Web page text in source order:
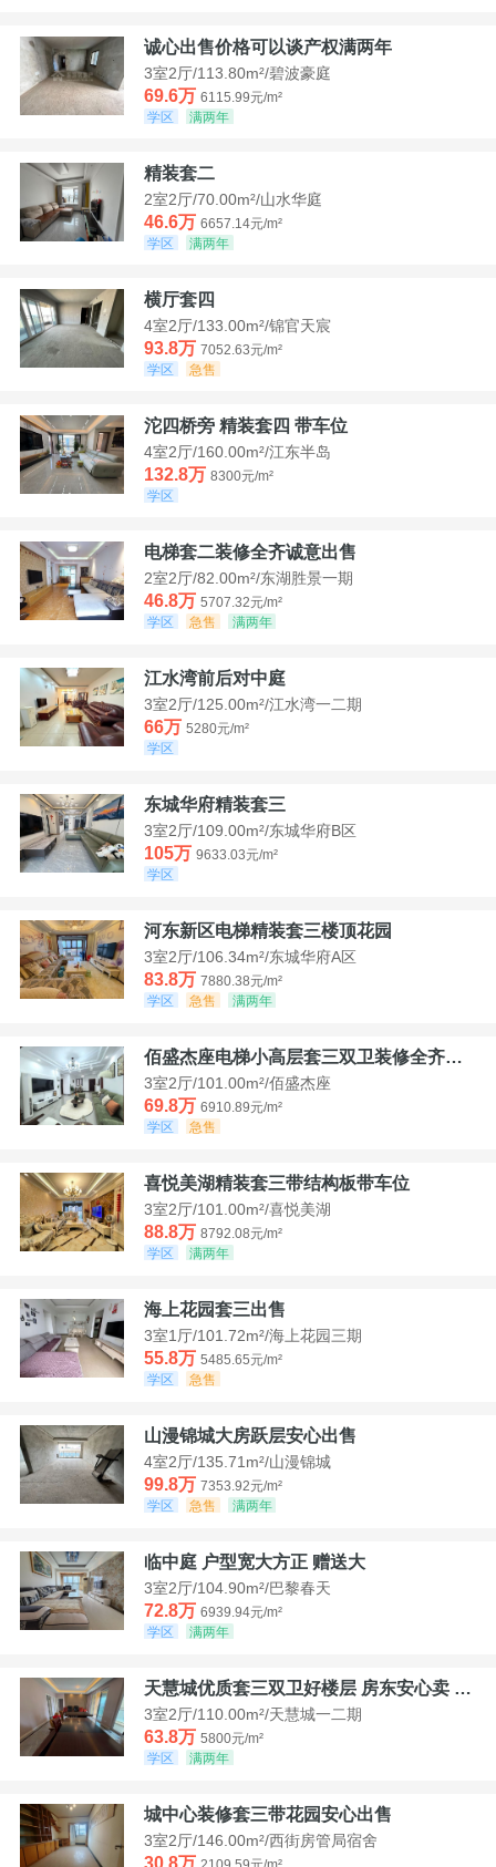
诚心出售价格可以谈产权满两年
3室2厅/113.80m²/碧波豪庭
69.6万 6115.99元/m²
学区
满两年
精装套二
2室2厅/70.00m²/山水华庭
46.6万 6657.14元/m²
学区
满两年
横厅套四
4室2厅/133.00m²/锦官天宸
93.8万 7052.63元/m²
学区
急售
沱四桥旁 精装套四 带车位
4室2厅/160.00m²/江东半岛
132.8万 8300元/m²
学区
电梯套二装修全齐诚意出售
2室2厅/82.00m²/东湖胜景一期
46.8万 5707.32元/m²
学区
急售 满两年
江水湾前后对中庭
3室2厅/125.00m²/江水湾一二期
66万 5280元/m²
学区
东城华府精装套三
3室2厅/109.00m²/东城华府B区
105万 9633.03元/m²
学区
河东新区电梯精装套三楼顶花园
3室2厅/106.34m²/东城华府A区
83.8万 7880.38元/m²
学区
急售 满两年
佰盛杰座电梯小高层套三双卫装修全齐诚意出售
3室2厅/101.00m²/佰盛杰座
69.8万 6910.89元/m²
学区
急售
喜悦美湖精装套三带结构板带车位
3室2厅/101.00m²/喜悦美湖
88.8万 8792.08元/m²
学区
满两年
海上花园套三出售
3室1厅/101.72m²/海上花园三期
55.8万 5485.65元/m²
学区
急售
山漫锦城大房跃层安心出售
4室2厅/135.71m²/山漫锦城
99.8万 7353.92元/m²
学区
急售 满两年
临中庭 户型宽大方正 赠送大
3室2厅/104.90m²/巴黎春天
72.8万 6939.94元/m²
学区
满两年
天慧城优质套三双卫好楼层 房东安心卖 价格好谈
3室2厅/110.00m²/天慧城一二期
63.8万 5800元/m²
学区
满两年
城中心装修套三带花园安心出售
3室2厅/146.00m²/西街房管局宿舍
30.8万